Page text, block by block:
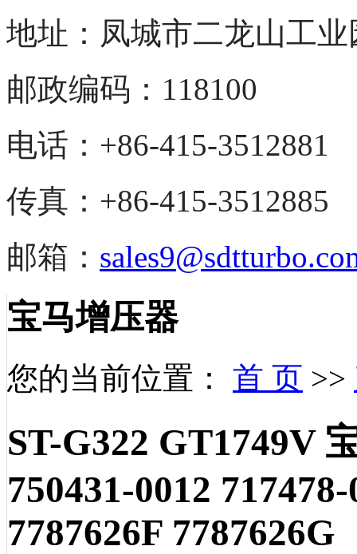
地址：凤城市二龙山工业
邮政编码：118100
电话：+86-415-3512881
传真：+86-415-3512885
邮箱：
宝马增压器
您的当前位置： 首 页 >>
ST-G322 GT1749V
750431-0012
7787626F 7787626G